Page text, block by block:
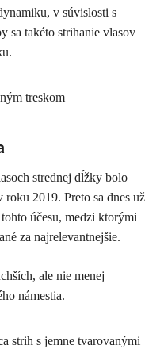
v súvislosti s
sa takéto strihanie vlasov
treskom
strednej dĺžky bolo
2019. Preto sa dnes už
účesu, medzi ktorými
za najrelevantnejšie.
ale nie menej
námestia.
strih s jemne tvarovanými